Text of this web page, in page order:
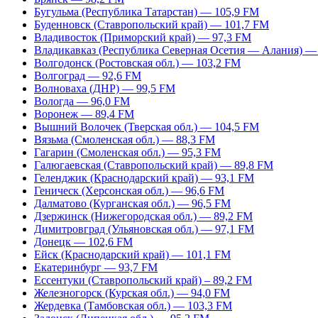
Бугульма (Республика Татарстан) — 105,9 FM
Буденновск (Ставропольский край) — 101,7 FM
Владивосток (Приморский край) — 97,3 FM
Владикавказ (Республика Северная Осетия — Алания)
Волгодонск (Ростовская обл.) — 103,2 FM
Волгоград — 92,6 FM
Волноваха (ДНР) — 99,5 FM
Вологда — 96,0 FM
Воронеж — 89,4 FM
Вышний Волочек (Тверская обл.) — 104,5 FM
Вязьма (Смоленская обл.) — 88,3 FM
Гагарин (Смоленская обл.) — 95,3 FM
Галюгаевская (Ставропольский край) — 89,8 FM
Геленджик (Краснодарский край) — 93,1 FM
Геническ (Херсонская обл.) — 96,6 FM
Далматово (Курганская обл.) — 96,5 FM
Дзержинск (Нижегородская обл.) — 89,2 FM
Димитровград (Ульяновская обл.) — 97,1 FM
Донецк — 102,6 FM
Ейск (Краснодарский край) — 101,1 FM
Екатеринбург — 93,7 FM
Ессентуки (Ставропольский край) – 89,2 FM
Железногорск (Курская обл.) — 94,0 FM
Жердевка (Тамбовская обл.) — 103,3 FM